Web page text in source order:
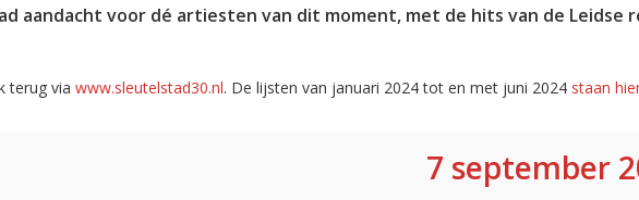
aandacht voor dé artiesten van dit moment, met de hits van de Leidse
terug via www.sleutelstad30.nl. De lijsten van januari 2024 tot en met juni 2024 staan
7 september